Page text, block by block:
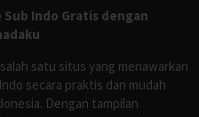
Indo Gratis dengan
satu situs yang menawarkan
secara praktis dan mudah
Dengan tampilan